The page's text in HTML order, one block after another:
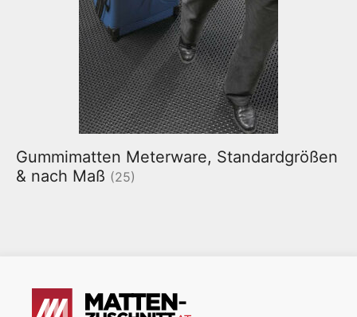
Gummimatten Meterware, Standardgrößen
& nach Maß (25)